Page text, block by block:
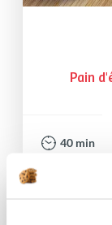
Pain
40 min